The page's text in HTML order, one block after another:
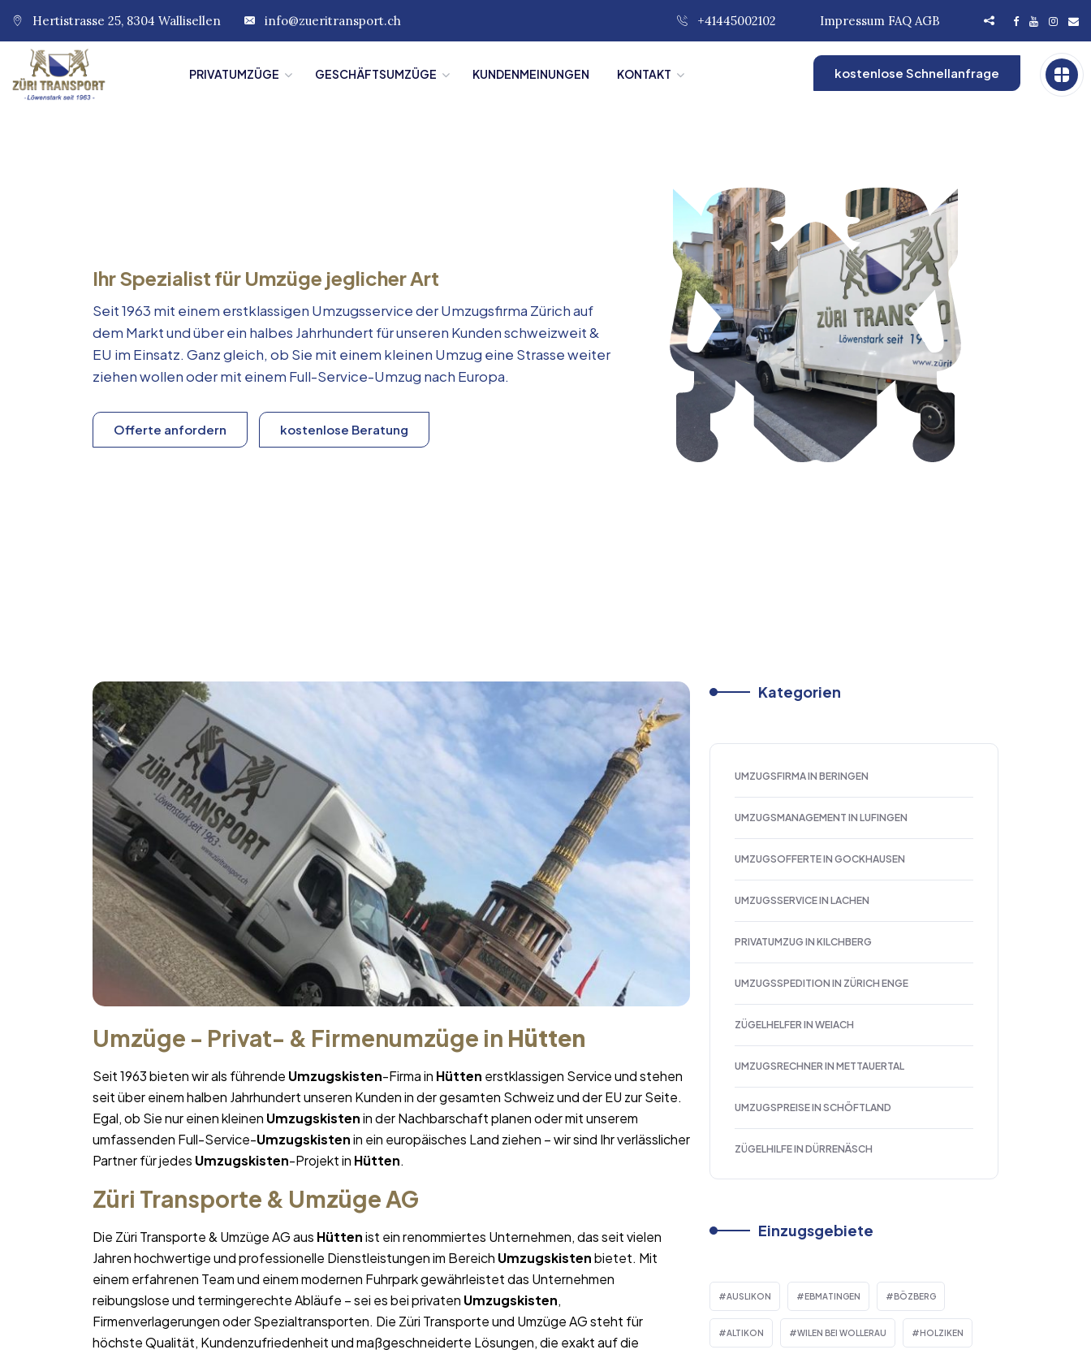
Hertistrasse 25, 8304 Wallisellen info@zueritransport.ch +41445002102 Impressum FAQ AGB
PRIVATUMZÜGE GESCHÄFTSUMZÜGE KUNDENMEINUNGEN KONTAKT kostenlose Schnellanfrage
Ihr Spezialist für Umzüge jeglicher Art
Seit 1963 mit einem erstklassigen Umzugsservice der Umzugsfirma Zürich auf
dem Markt und über ein halbes Jahrhundert für unseren Kunden schweizweit &
EU im Einsatz. Ganz gleich, ob Sie mit einem kleinen Umzug eine Strasse weiter
ziehen wollen oder mit einem Full-Service-Umzug nach Europa.
Offerte anfordern kostenlose Beratung
Umzüge - Privat- & Firmenumzüge in Hütten
Seit 1963 bieten wir als führende Umzugskisten-Firma in Hütten erstklassigen Service und stehen
seit über einem halben Jahrhundert unseren Kunden in der gesamten Schweiz und der EU zur Seite.
Egal, ob Sie nur einen kleinen Umzugskistenin der Nachbarschaft planen oder mit unserem
umfassenden Full-Service-Umzugskistenin ein europäisches Land ziehen – wir sind Ihr verlässlicher
Partner für jedes Umzugskisten-Projekt in Hütten.
Züri Transporte & Umzüge AG
Die Züri Transporte & Umzüge AG aus Hüttenist ein renommiertes Unternehmen, das seit vielen
Jahren hochwertige und professionelle Dienstleistungen im Bereich Umzugskistenbietet. Mit
einem erfahrenen Team und einem modernen Fuhrpark gewährleistet das Unternehmen
reibungslose und termingerechte Abläufe – sei es bei privaten Umzugskisten,
Firmenverlagerungen oder Spezialtransporten. Die Züri Transporte und Umzüge AG steht für
höchste Qualität, Kundenzufriedenheit und maßgeschneiderte Lösungen, die exakt auf die
Kategorien
UMZUGSFIRMA IN BERINGEN
UMZUGSMANAGEMENT IN LUFINGEN
UMZUGSOFFERTE IN GOCKHAUSEN
UMZUGSSERVICE IN LACHEN
PRIVATUMZUG IN KILCHBERG
UMZUGSSPEDITION IN ZÜRICH ENGE
ZÜGELHELFER IN WEIACH
UMZUGSRECHNER IN METTAUERTAL
UMZUGSPREISE IN SCHÖFTLAND
ZÜGELHILFE IN DÜRRENÄSCH
Einzugsgebiete
AUSLIKON EBMATINGEN BÖZBERG
ALTIKON WILEN BEI WOLLERAU HOLZIKEN